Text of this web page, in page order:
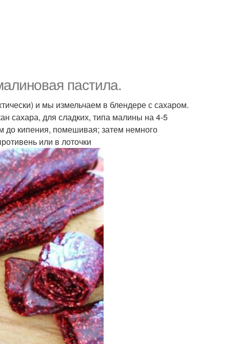
пастила.
и мы измельчаем в блендере с сахаром.
сахара, для сладких, типа малины на 4-5
до кипения, помешивая; затем немного
или в лоточки